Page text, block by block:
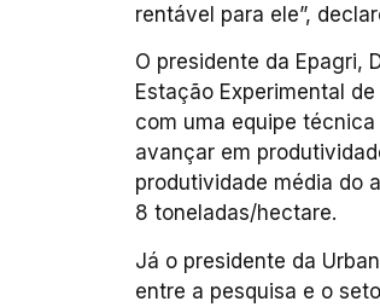
rentável para ele”,
O presidente da Epagri,
Estação Experimental
com uma equipe
avançar em
produtividade média do
8 toneladas/hectare.
Já o presidente da
entre a pesquisa e o